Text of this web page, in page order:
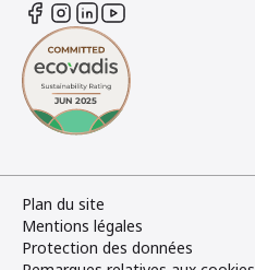
Plan du site
Mentions légales
Protection des données